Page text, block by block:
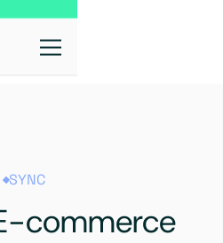
SYNC
commerce